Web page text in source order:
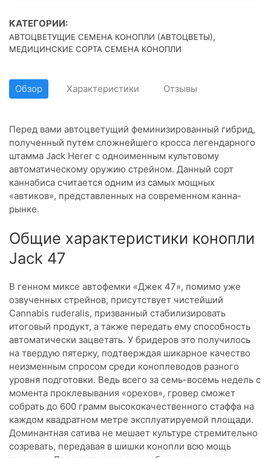
КАТЕГОРИИ:
АВТОЦВЕТУЩИЕ СЕМЕНА КОНОПЛИ (АВТОЦВЕТЫ),
МЕДИЦИНСКИЕ СОРТА СЕМЕНА КОНОПЛИ
Обзор Характеристики Отзывы
Перед вами автоцветущий феминизированный гибрид,
полученный путем сложнейшего кросса легендарного
штамма Jack Herer с одноименным культовому
автоматическому оружию стрейном. Данный сорт
каннабиса считается одним из самых мощных
«автиков», представленных на современном канна-
рынке.
Общие характеристики конопли
Jack 47
В генном миксе автофемки «Джек 47», помимо уже
озвученных стрейнов, присутствует чистейший
Cannabis ruderalis, призванный стабилизировать
итоговый продукт, а также передать ему способность
автоматически зацветать. У бридеров это получилось
на твердую пятерку, подтверждая шикарное качество
неизменным спросом среди коноплеводов разного
уровня подготовки. Ведь всего за семь-восемь недель с
момента проклевывания «орехов», гровер сможет
собрать до 600 грамм высококачественного стаффа на
каждом квадратном метре эксплуатируемой площади.
Доминантная сатива не мешает культуре стремительно
созревать, передавая в шишки конопли всю мощь